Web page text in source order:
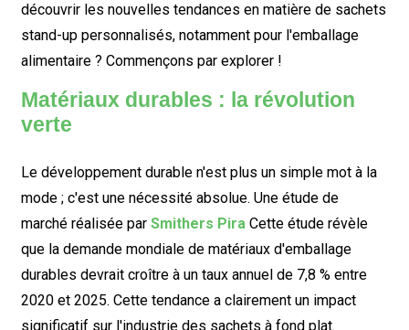
découvrir les nouvelles tendances en matière de sachets
stand-up personnalisés, notamment pour l'emballage
alimentaire ? Commençons par explorer !
Matériaux durables : la révolution
verte
Le développement durable n'est plus un simple mot à la
mode ; c'est une nécessité absolue. Une étude de
marché réalisée par Smithers PiraCette étude révèle
que la demande mondiale de matériaux d'emballage
durables devrait croître à un taux annuel de 7,8 % entre
2020 et 2025. Cette tendance a clairement un impact
significatif sur l'industrie des sachets à fond plat.